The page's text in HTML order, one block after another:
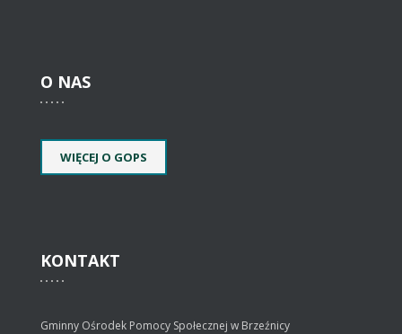
O NAS
WIĘCEJ O GOPS
KONTAKT
Gminny Ośrodek Pomocy Społecznej w Brzeźnicy